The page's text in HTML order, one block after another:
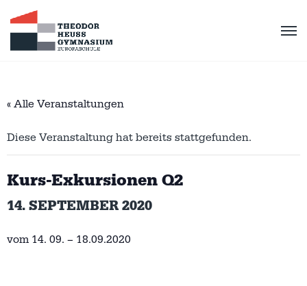
« Alle Veranstaltungen
Diese Veranstaltung hat bereits stattgefunden.
Kurs-Exkursionen Q2
14. SEPTEMBER 2020
vom 14. 09. – 18.09.2020